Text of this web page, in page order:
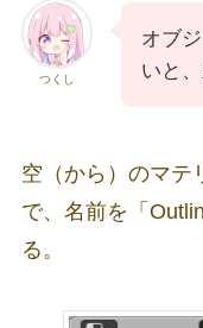
つくし
オブ
いと
空（から）のマテ
で、名前を「
る。